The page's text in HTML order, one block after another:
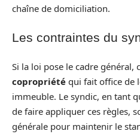
chaîne de domiciliation.
Les contraintes du
Si la loi pose le cadre général,
copropriété qui fait office de
immeuble. Le syndic, en tant
de faire appliquer ces règles,
générale pour maintenir le